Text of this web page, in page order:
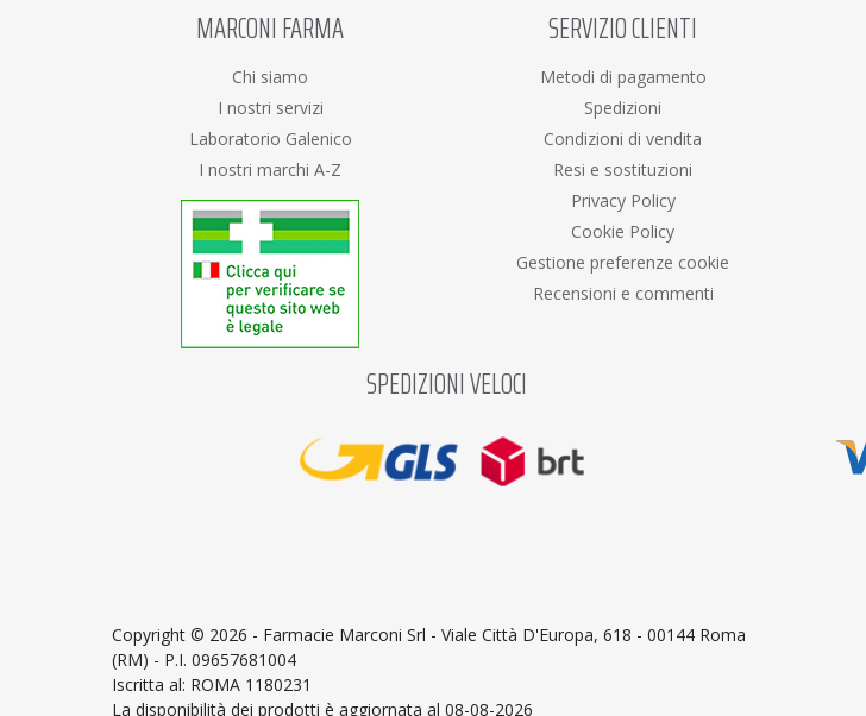
Puressentiel
Rausch Ag Kreuzlingen
Rene Furterer
MARCONI FARMA
Chi siamo
I nostri servizi
Laboratorio Galenico
I nostri marchi A-Z
SERVIZIO CLIENTI
Metodi di pagamento
Spedizioni
Condizioni di vendita
Resi e sostituzioni
Privacy Policy
Cookie Policy
Gestione preferenze cookie
Recensioni e commenti
SPEDIZIONI VELOCI
Copyright © 2026 - Farmacie Marconi Srl - Viale Città D'Europa, 618 - 00144 Roma
(RM) - P.I. 09657681004
Iscritta al: ROMA 1180231
La disponibilità dei prodotti è aggiornata al 08-08-2026